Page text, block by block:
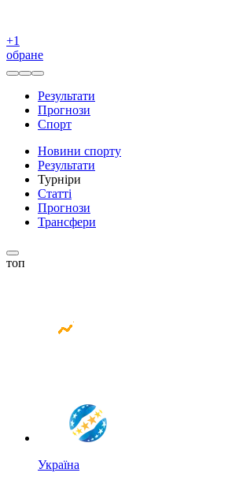
+1
обране
Результати
Прогнози
Спорт
Новини спорту
Результати
Турніри
Статті
Прогнози
Трансфери
топ
Україна